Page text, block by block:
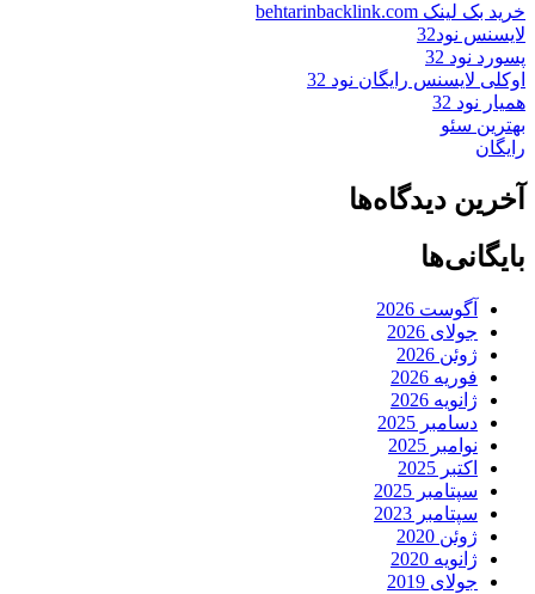
خرید بک لینک behtarinbacklink.com
لایسنس نود32
پسورد نود 32
اوکلی لایسنس رایگان نود 32
همیار نود 32
بهترین سئو
رایگان
آخرین دیدگاه‌ها
بایگانی‌ها
آگوست 2026
جولای 2026
ژوئن 2026
فوریه 2026
ژانویه 2026
دسامبر 2025
نوامبر 2025
اکتبر 2025
سپتامبر 2025
سپتامبر 2023
ژوئن 2020
ژانویه 2020
جولای 2019